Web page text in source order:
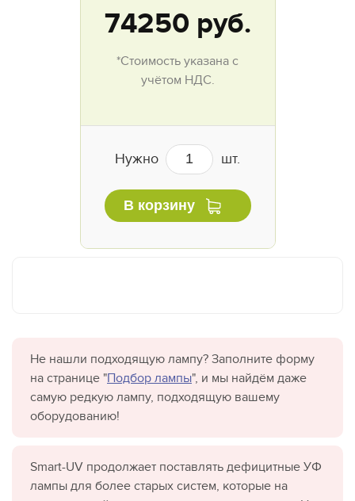
74250 руб.
*Стоимость указана с
учётом НДС.
Нужно шт.
В корзину
Не нашли подходящую лампу? Заполните форму
на странице "Подбор лампы", и мы найдём даже
самую редкую лампу, подходящую вашему
оборудованию!
Smart-UV продолжает поставлять дефицитные УФ
лампы для более старых систем, которые на